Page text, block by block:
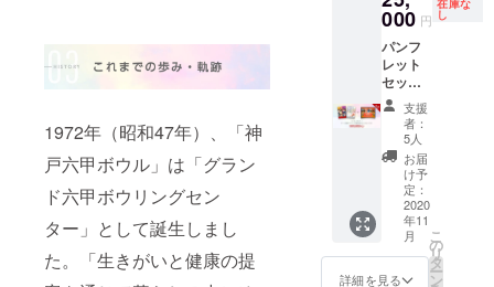
1972年（昭和47年）、「神
戸六甲ボウル」は「グラン
ド六甲ボウリングセン
ター」として誕生しまし
た。「生きがいと健康の提
記念パ
ンフ
レット
に掲載
予定で
す。掲
載を辞
退され
る場合
は備考
欄に
「掲載
不要」
とご記
セット
当日に
会場で
のお渡
しとな
りま
す。 ※
本プロ
ジェク
トにご
参加く
ださっ
た皆様
前をク
で、代
理購入
される
場合は
必ず備
考欄に
来場さ
れる方
のお名
前をご
記入く
ださ
い。 ※
観戦チ
ケット
はメー
定いた
しま
す。 ※
チケッ
トの転
売・複
製は固
くお断
りいた
しま
す。席
種・お
名前を
記載し
たチ
ケット
000 円 し
パンフ
レット
セット
＋ク
イーン
ズ優勝
プロサ
イン入
り額装
写真パ
ネル
（25㎝
×37.5
㎝） ※
支援
者：
5人
お届
け予
定：
2020
年11
月
詳細を見る
こ
の
リ
タ
ー
ン